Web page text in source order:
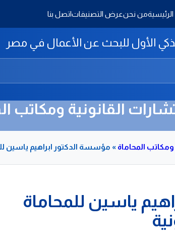
الرئيسيةمن نحنعرض التصنيفاتاتصل بنا
الأول للبحث عن الأعمال في مصر
القانونية ومكاتب
المحاماة » مؤسسة الدكتور ابراهيم ياسين
ياسين للمحاماة